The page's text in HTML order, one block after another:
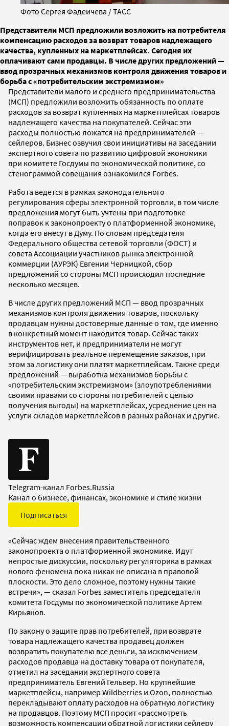
Фото Сергея Фадеичева / ТАСС
Представители МСП предложили возложить на потребителя
компенсацию расходов за возврат товаров надлежащего
качества, купленных на маркетплейсах. Сегодня их
оплачивают сами продавцы. В числе других предложений —
ввод прозрачных механизмов контроля движения товаров и
борьба с «потребительским экстремизмом»
Представители малого и среднего предпринимательства
(МСП) предложили возложить обязанность по оплате
расходов за возврат купленных на маркетплейсах товаров
надлежащего качества на покупателей. Сейчас эти
расходы полностью ложатся на предпринимателей —
сейлеров. Бизнес озвучил свои инициативы на заседании
экспертного совета по развитию цифровой экономики
при комитете Госдумы по экономической политике, со
стенограммой совещания ознакомился Forbes.
Работа ведется в рамках законодательного
регулирования сферы электронной торговли, в том числе
предложения могут быть учтены при подготовке
поправок к законопроекту о платформенной экономике,
когда его внесут в Думу. По словам председателя
Федерального общества сетевой торговли (ФОСТ) и
совета Ассоциации участников рынка электронной
коммерции (АУРЭК) Евгении Черницкой, сбор
предложений со стороны МСП происходил последние
несколько месяцев.
В числе других предложений МСП — ввод прозрачных
механизмов контроля движения товаров, поскольку
продавцам нужны достоверные данные о том, где именно
в конкретный момент находится товар. Сейчас таких
инструментов нет, и предприниматели не могут
верифицировать реальное перемещение заказов, при
этом за логистику они платят маркетплейсам. Также среди
предложений — выработка механизмов борьбы с
«потребительским экстремизмом» (злоупотреблениями
своими правами со стороны потребителей с целью
получения выгоды) на маркетплейсах, усреднение цен на
услуги складов маркетплейсов в разных районах и другие.
Telegram-канал Forbes.Russia
Канал о бизнесе, финансах, экономике и стиле жизни
Подписаться
«Сейчас ждем внесения правительственного
законопроекта о платформенной экономике. Идут
непростые дискуссии, поскольку регуляторика в рамках
нового феномена пока никак не описана в правовой
плоскости. Это дело сложное, поэтому нужны такие
встречи», — сказал Forbes заместитель председателя
комитета Госдумы по экономической политике Артем
Кирьянов.
По закону о защите прав потребителей, при возврате
товара надлежащего качества продавец должен
возвратить покупателю все деньги, за исключением
расходов продавца на доставку товара от покупателя,
отметил на заседании экспертного совета
предприниматель Евгений Гельвер. Но крупнейшие
маркетплейсы, например Wildberries и Ozon, полностью
перекладывают оплату расходов на обратную логистику
на продавцов. Поэтому МСП просит «рассмотреть
возможность компенсации обратной логистики сейлеру